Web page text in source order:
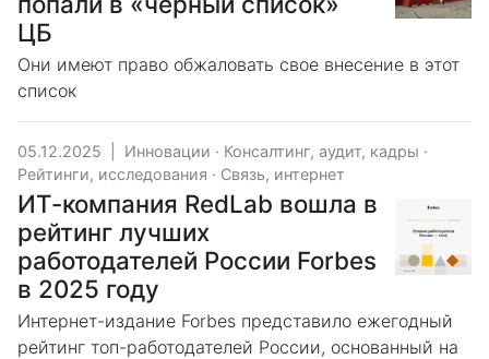
ЦБ
Они имеют право обжаловать свое внесение в этот
список
05.12.2025 Инновации · Консалтинг, аудит, кадры ·
Рейтинги, исследования · Связь, интернет
ИТ-компания RedLab вошла в
рейтинг лучших
работодателей России Forbes
в 2025 году
Интернет-издание Forbes представило ежегодный
рейтинг топ-работодателей России, основанный на